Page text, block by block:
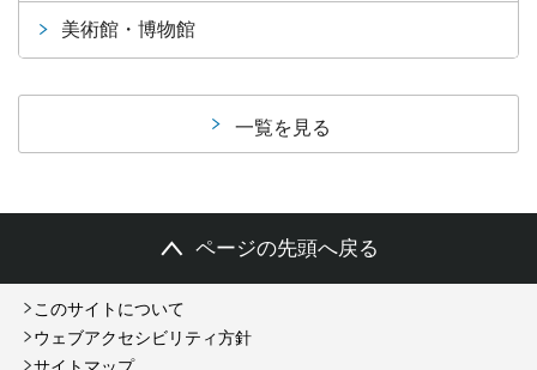
美術館・博物館
一覧を見る
ページの先頭へ戻る
このサイトについて
ウェブアクセシビリティ方針